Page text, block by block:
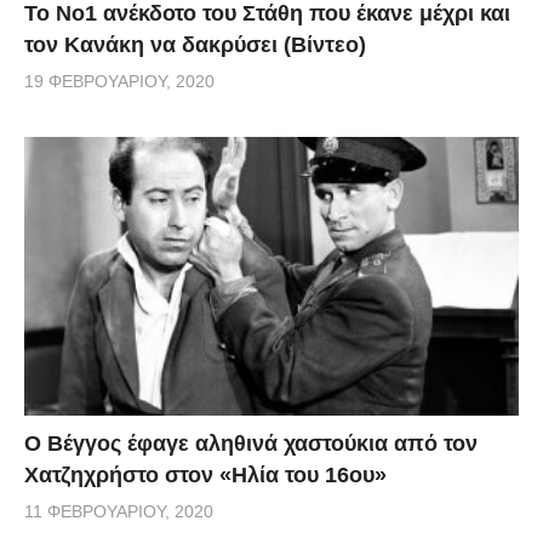
Το Νο1 ανέκδοτο του Στάθη που έκανε μέχρι και
τον Κανάκη να δακρύσει (Βίντεο)
19 ΦΕΒΡΟΥΑΡΊΟΥ, 2020
Ο Βέγγος έφαγε αληθινά χαστούκια από τον
Χατζηχρήστο στον «Ηλία του 16ου»
11 ΦΕΒΡΟΥΑΡΊΟΥ, 2020